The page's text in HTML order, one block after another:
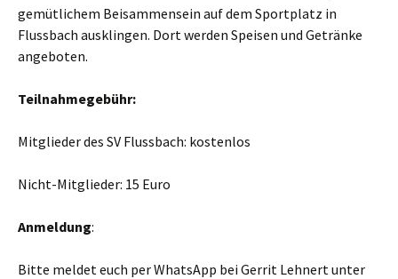
gemütlichem Beisammensein auf dem Sportplatz in
Flussbach ausklingen. Dort werden Speisen und Getränke
angeboten.
Teilnahmegebühr:
Mitglieder des SV Flussbach: kostenlos
Nicht-Mitglieder: 15 Euro
Anmeldung:
Bitte meldet euch per WhatsApp bei Gerrit Lehnert unter